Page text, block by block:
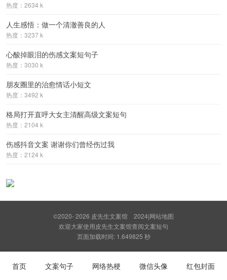
热度：2634 k
人生感悟：做一个清澈善良的人
热度：3237 k
心酸掉眼泪的伤感文案短句子
热度：3030 k
朋友圈里的治愈情话小短文
热度：3492 k
格局打开直呼大女主清醒高级文案短句
热度：2104 k
伤感抖音文案 谢谢你们曾经伤过我
热度：2124 k
©2020- 2026 皮先生文案馆 2024|网站地图
欢迎大家使用皮先生文案馆查阅文案短句
页面加载时间: 1.649825 秒
首页 文案句子 网络热梗 微信头像 红包封面